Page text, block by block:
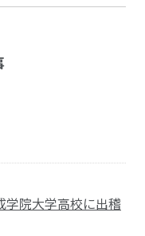
学院大学高校に出稽